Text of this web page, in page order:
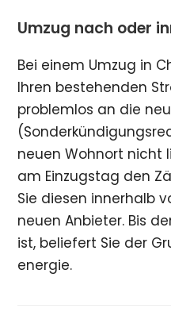
Umzug nach oder
Bei einem Umzug in
Ihren bestehenden
problemlos an die
neuen Wohnort nicht
am Einzugstag den
Sie diesen innerhalb
neuen Anbieter. Bis
ist, beliefert Sie der
energie.